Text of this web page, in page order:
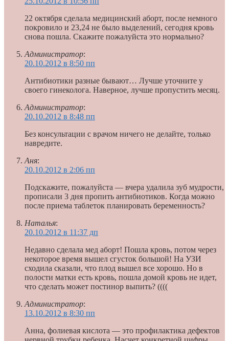
22 октября сделала медицинский аборт, после немного
покровило и 23,24 не было выделений, сегодня кровь
снова пошла. Скажите пожалуйста это нормально?
Администратор:
20.10.2012 в 8:50 пп
Антибиотики разные бывают… Лучше уточните у
своего гинеколога. Наверное, лучше пропустить месяц.
Администратор:
20.10.2012 в 8:48 пп
Без консультации с врачом ничего не делайте, только
навредите.
Аня:
20.10.2012 в 2:06 пп
Подскажите, пожалуйста — вчера удалила зуб мудрости,
прописали 3 дня пропить антибиотиков. Когда можно
после приема таблеток планировать беременность?
Наталья:
20.10.2012 в 11:37 дп
Недавно сделала мед аборт! Пошла кровь, потом через
некоторое время вышел сгусток большой! На УЗИ
сходила сказали, что плод вышел все хорошо. Но в
полости матки есть кровь, пошла домой кровь не идет,
что сделать может постинор выпить? ((((
Администратор:
13.10.2012 в 8:30 пп
Анна, фолиевая кислота — это профилактика дефектов